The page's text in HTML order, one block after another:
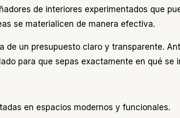
de interiores experimentados que
se materialicen de manera efectiva.
de un presupuesto claro y transparente.
para que sepas exactamente en qué se
en espacios modernos y funcionales.